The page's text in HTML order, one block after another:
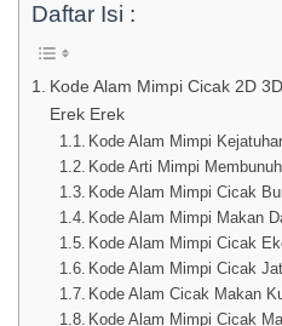
Daftar Isi :
Kode Alam Mimpi Cicak 2D
Erek Erek
Kode Alam Mimpi
Kode Arti Mimpi
Kode Alam Mimpi Cicak
Kode Alam Mimpi Makan
Kode Alam Mimpi Cicak
Kode Alam Mimpi Cicak
Kode Alam Cicak Makan
Kode Alam Mimpi Cicak